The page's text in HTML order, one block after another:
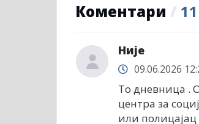
Коментари / 11
Није
09.06.2026
То дневница .
центра за
или полицајац